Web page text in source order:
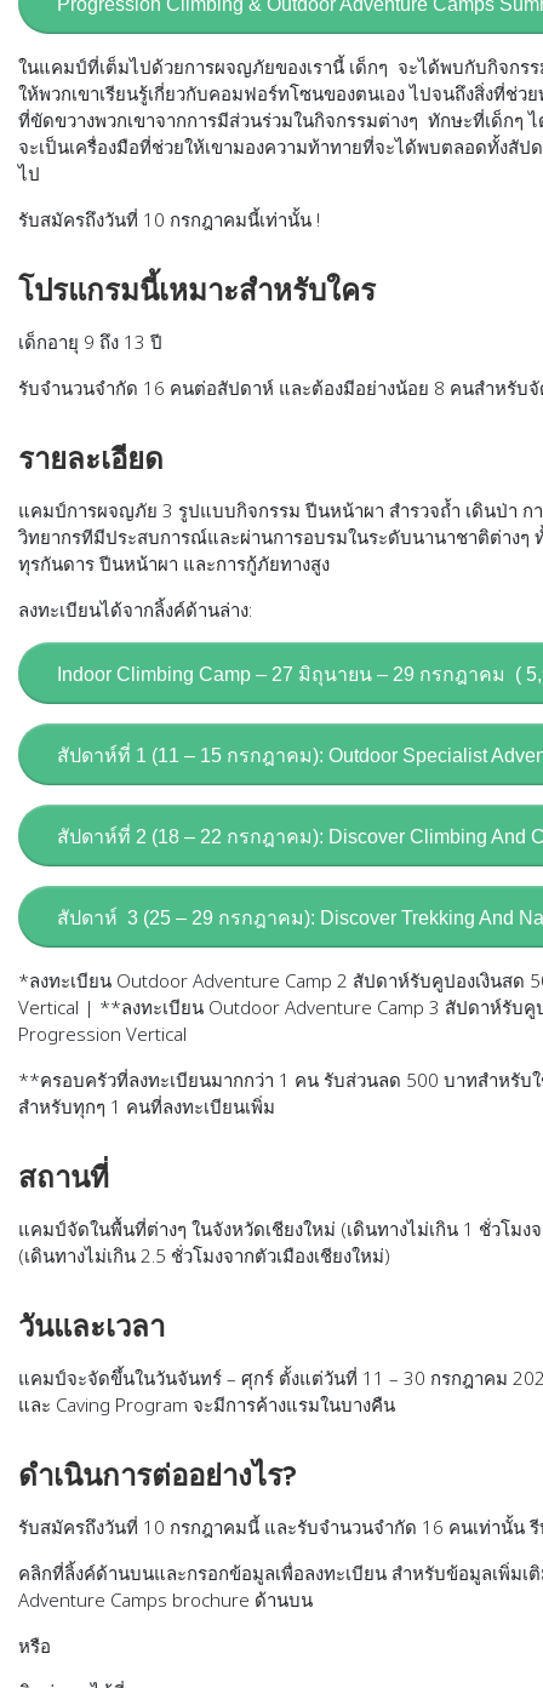
Progression Climbing & Outdoor Adventure Camps
ในแคมป์ที่เต็มไปด้วยการผจญภัยของเรานี้ เด็กๆ จะได้พบกับกิจกร
ให้พวกเขาเรียนรู้เกี่ยวกับคอมฟอร์ทโซนของตนเอง ไปจนถึงสิ่งที่ช่ว
ที่ขัดขวางพวกเขาจากการมีส่วนร่วมในกิจกรรมต่างๆ ทักษะที่เด็กๆ
จะเป็นเครื่องมือที่ช่วยให้เขามองความท้าทายที่จะได้พบตลอดทั้งสัป
ไป
รับสมัครถึงวันที่ 10 กรกฎาคมนี้เท่านั้น !
โปรแกรมนี้เหมาะสำหรับใคร
เด็กอายุ 9 ถึง 13 ปี
รับจำนวนจำกัด 16 คนต่อสัปดาห์ และต้องมีอย่างน้อย 8 คนสำหรับ
รายละเอียด
แคมป์การผจญภัย 3 รูปแบบกิจกรรม ปีนหน้าผา สำรวจถ้ำ เดินป่า ก
วิทยากรทีมีประสบการณ์และผ่านการอบรมในระดับนานาชาติต่างๆ
ทุรกันดาร ปีนหน้าผา และการกู้ภัยทางสูง
ลงทะเบียนได้จากลิ้งค์ด้านล่าง:
Indoor Climbing Camp – 27 มิถุนายน – 29 กรกฎาคม (
สัปดาห์ที่ 1 (11 – 15 กรกฎาคม): Outdoor Specialist
สัปดาห์ที่ 2 (18 – 22 กรกฎาคม): Discover Climbing And
สัปดาห์ 3 (25 – 29 กรกฎาคม): Discover Trekking And
*ลงทะเบียน Outdoor Adventure Camp 2 สัปดาห์รับคูปองเงินสด
Vertical | **ลงทะเบียน Outdoor Adventure Camp 3 สัปดาห์รับคู
Progression Vertical
**ครอบครัวที่ลงทะเบียนมากกว่า 1 คน รับส่วนลด 500 บาทสำหรับ
สำหรับทุกๆ 1 คนที่ลงทะเบียนเพิ่ม
สถานที่
แคมป์จัดในพื้นที่ต่างๆ ในจังหวัดเชียงใหม่ (เดินทางไม่เกิน 1 ชั่วโมง
(เดินทางไม่เกิน 2.5 ชั่วโมงจากตัวเมืองเชียงใหม่)
วันและเวลา
แคมป์จะจัดขึ้นในวันจันทร์ – ศุกร์ ตั้งแต่วันที่ 11 – 30 กรกฎาคม
และ Caving Program จะมีการค้างแรมในบางคืน
ดำเนินการต่ออย่างไร?
รับสมัครถึงวันที่ 10 กรกฎาคมนี้ และรับจำนวนจำกัด 16 คนเท่านั้น
คลิกที่ลิ้งค์ด้านบนและกรอกข้อมูลเพื่อลงทะเบียน สำหรับข้อมูลเพิ่มเ
Adventure Camps brochure ด้านบน
หรือ